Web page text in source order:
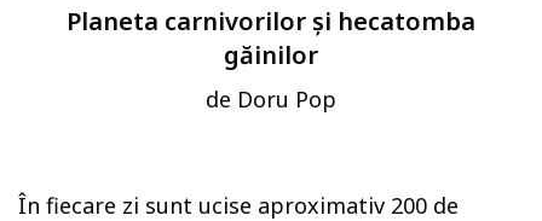
Planeta carnivorilor și hecatomba
găinilor
de Doru Pop
În fiecare zi sunt ucise aproximativ 200 de